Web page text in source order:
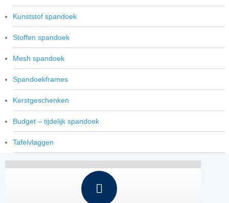
Kunststof spandoek
Stoffen spandoek
Mesh spandoek
Spandoekframes
Kerstgeschenken
Budget – tijdelijk spandoek
Tafelvlaggen